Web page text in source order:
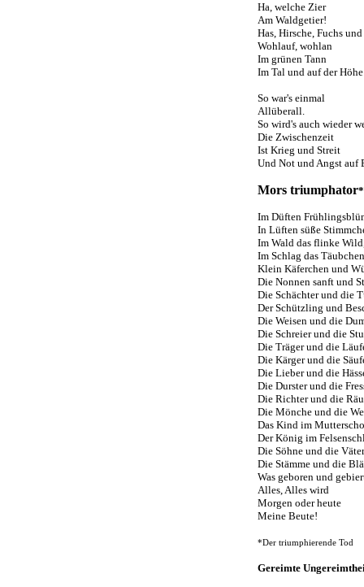
Ha, welche Zier
Am Waldgetier!
Has, Hirsche, Fuchs
Wohlauf, wohlan
Im grünen Tann
Im Tal und auf der
So war's einmal
Allüberall.
So wird's auch wieder
Die Zwischenzeit
Ist Krieg und Streit
Und Not und Angst auf
Mors triumphator*
Im Düften
In Lüften süße
Im Wald das flinke
Im Schlag das
Klein Käferchen und
Die Nonnen sanft und
Die Schächter und die
Der Schützling und
Die Weisen und die
Die Schreier und die
Die Träger und die
Die Kärger und die
Die Lieber und die
Die Durster und die
Die Richter und die
Die Mönche und die
Das Kind im
Der König im
Die Söhne und die
Die Stämme und die
Was geboren und
Alles, Alles wird
Morgen oder heute
Meine Beute!
*Der triumphierende Tod
Gereimte